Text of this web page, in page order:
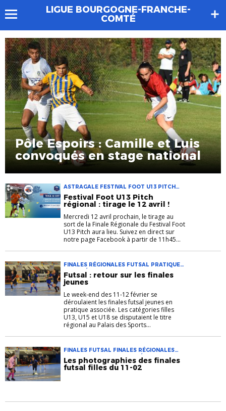
LIGUE BOURGOGNE-FRANCHE-
COMTÉ
Pôle Espoirs : Camille et Luis
convoqués en stage national
ASTRAGALE FESTIVAL FOOT U13 PITCH
JEUNES TIRAGE U13F U13G
Festival Foot U13 Pitch
régional : tirage le 12 avril !
Mercredi 12 avril prochain, le tirage au
sort de la Finale Régionale du Festival Foot
U13 Pitch aura lieu. Suivez en direct sur
notre page Facebook à partir de 11h45...
FINALES RÉGIONALES FUTSAL PRATIQUE
ASSOCIÉE FUTSAL JEUNES
Futsal : retour sur les finales
jeunes
Le week-end des 11-12 février se
déroulaient les finales futsal jeunes en
pratique associée. Les catégories filles
U13, U15 et U18 se disputaient le titre
régional au Palais des Sports...
FINALES FUTSAL FINALES RÉGIONALES
FUTSAL PRATIQUE ASSOCIÉE FUTSAL
FUTSAL FÉMININ JEUNES
Les photographies des finales
futsal filles du 11-02